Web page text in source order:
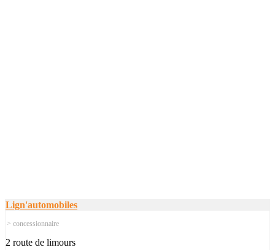
Lign'automobiles
> concessionnaire
2 route de limours